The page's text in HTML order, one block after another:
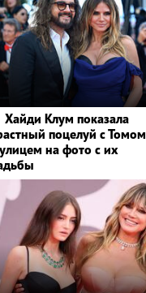
Хайди Клум показала
поцелуй с Томом
на фото с их